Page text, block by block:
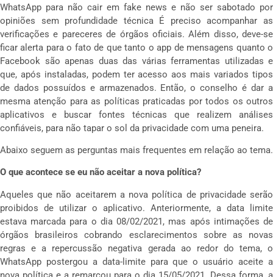
WhatsApp para não cair em fake news e não ser sabotado por
opiniões sem profundidade técnica É preciso acompanhar as
verificações e pareceres de órgãos oficiais. Além disso, deve-se
ficar alerta para o fato de que tanto o app de mensagens quanto o
Facebook são apenas duas das várias ferramentas utilizadas e
que, após instaladas, podem ter acesso aos mais variados tipos
de dados possuídos e armazenados. Então, o conselho é dar a
mesma atenção para as políticas praticadas por todos os outros
aplicativos e buscar fontes técnicas que realizem análises
confiáveis, para não tapar o sol da privacidade com uma peneira.
Abaixo seguem as perguntas mais frequentes em relação ao tema.
O que acontece se eu não aceitar a nova política?
Aqueles que não aceitarem a nova política de privacidade serão
proibidos de utilizar o aplicativo. Anteriormente, a data limite
estava marcada para o dia 08/02/2021, mas após intimações de
órgãos brasileiros cobrando esclarecimentos sobre as novas
regras e a repercussão negativa gerada ao redor do tema, o
WhatsApp postergou a data-limite para que o usuário aceite a